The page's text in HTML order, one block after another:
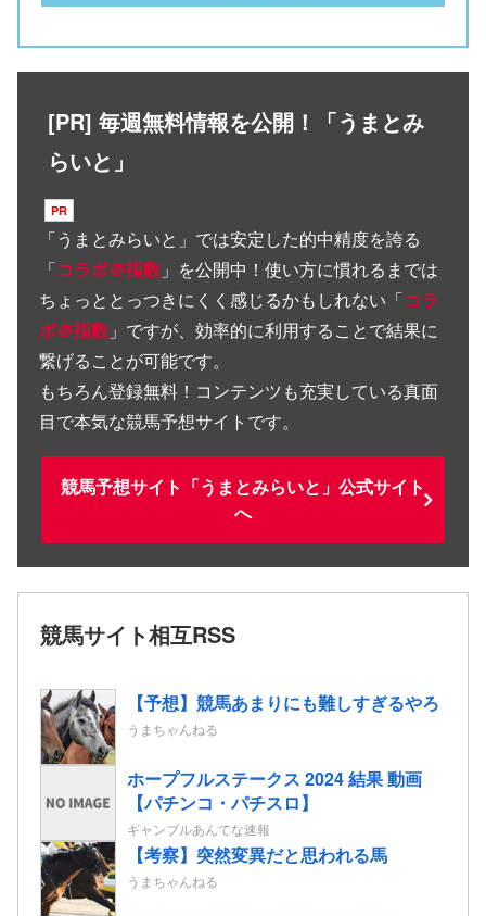
[PR] 毎週無料情報を公開！「うまとみ
らいと」
「うまとみらいと 」では安定した的中精度を誇る
「コラボ＠指数 」を公開中！使い方に慣れるまでは
ちょっととっつきにくく感じるかもしれない「コラ
ボ＠指数 」ですが、効率的に利用することで結果に
繋げることが可能です。
もちろん登録無料！コンテンツも充実している真面
目で本気な競馬予想サイトです。
競馬予想サイト「うまとみらいと」公式サイト
へ
競馬サイト相互RSS
【予想】競馬あまりにも難しすぎるやろ
うまちゃんねる
ホープフルステークス 2024 結果 動画
【パチンコ・パチスロ】
ギャンブルあんてな速報
【考察】突然変異だと思われる馬
うまちゃんねる